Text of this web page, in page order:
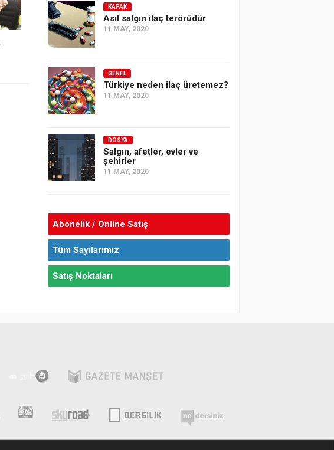
KAPAK
Asıl salgın ilaç terörüdür
11 MAY, 2020
GENEL
Türkiye neden ilaç üretemez?
11 MAY, 2020
DOSYA
Salgın, afetler, evler ve
şehirler
11 MAY, 2020
Abonelik / Online Satış
Tüm Sayılarımız
Satış Noktaları